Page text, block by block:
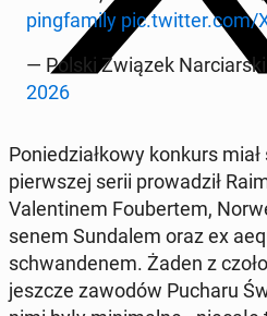
ping­fa­mi­ly pic.twitter.com/
— Polski Związek Nar­ciar­ski
2026
Po­nie­dział­ko­wy konkurs
pierw­szej serii pro­wa­dził
Va­len­ti­nem Fo­uber­tem,
se­nem Sun­da­lem oraz ex
schwan­de­nem. Żaden z
jeszcze zawodów Pucharu